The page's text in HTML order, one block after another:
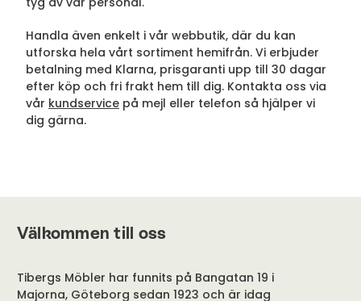
Handla även enkelt i vår webbutik, där du kan
utforska hela vårt sortiment hemifrån. Vi erbjuder
betalning med Klarna, prisgaranti upp till 30 dagar
efter köp och fri frakt hem till dig. Kontakta oss via
vår kundservice på mejl eller telefon så hjälper vi
dig gärna.
Välkommen till oss
Tibergs Möbler har funnits på Bangatan 19 i
Majorna, Göteborg sedan 1923 och är idag